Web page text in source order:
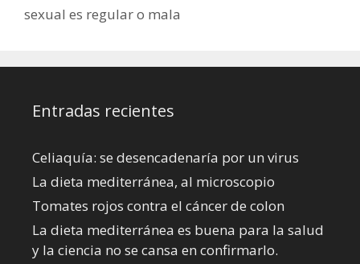
sexual es regular o mala
Entradas recientes
Celiaquía: se desencadenaría por un virus
La dieta mediterránea, al microscopio
Tomates rojos contra el cáncer de colon
La dieta mediterránea es buena para la salud
y la ciencia no se cansa en confirmarlo.